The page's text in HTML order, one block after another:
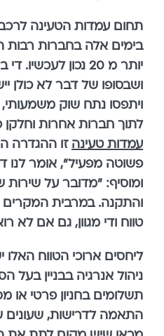
תחום עמדות הטעינה
בימים אלה בחברות רבות
יותר מ 20 נכון
ושבסופו של דבר לא כולן
ויתפסו נתח שוק משמעותי,
לתוך חברות אחרות
עמדות טעינה
פשוטה מפעיל", אומר לנו
ומוסיף: "מדובר על
והתקנה. במרבית המקרים
טווח ודי מגוון, גם אם לא
ליחסים ארוכי הטווח
ניהול אנרגיה בבניין בעל
תשלומים בחניון פרטי או
התאמה לדרישות,